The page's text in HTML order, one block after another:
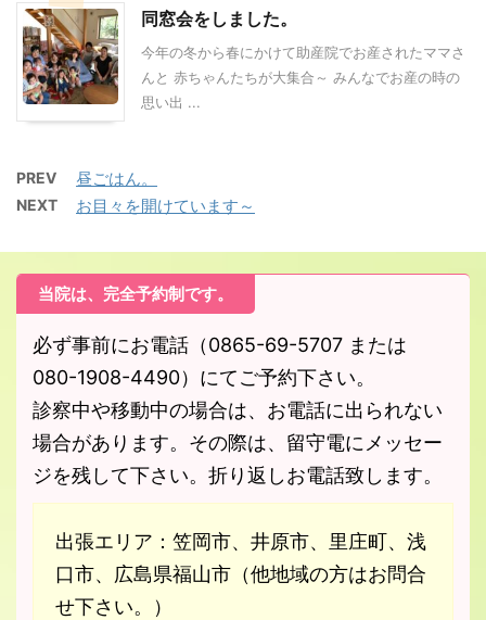
同窓会をしました。
今年の冬から春にかけて助産院でお産されたママさ
んと 赤ちゃんたちが大集合～ みんなでお産の時の
思い出 ...
PREV 昼ごはん。
NEXT お目々を開けています～
当院は、完全予約制です。
必ず事前にお電話（0865-69-5707 または
080-1908-4490）にてご予約下さい。
診察中や移動中の場合は、お電話に出られない
場合があります。その際は、留守電にメッセー
ジを残して下さい。折り返しお電話致します。
出張エリア：笠岡市、井原市、里庄町、浅
口市、広島県福山市（他地域の方はお問合
せ下さい。）